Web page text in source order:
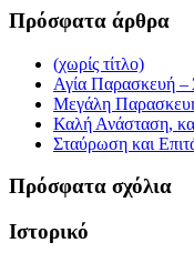
Πρόσφατα άρθρα
(χωρίς τίτλο)
Αγία Παρασκευή –
Μεγάλη
Καλή Ανάσταση,
Σταύρωση και
Πρόσφατα σχόλια
Ιστορικό